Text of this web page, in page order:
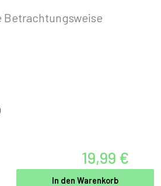
19,99 €
In den Warenkorb